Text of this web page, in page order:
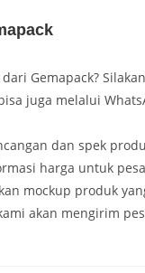
Gemapack?
juga melalui
dan spek
harga untuk
mockup produk
akan mengirim